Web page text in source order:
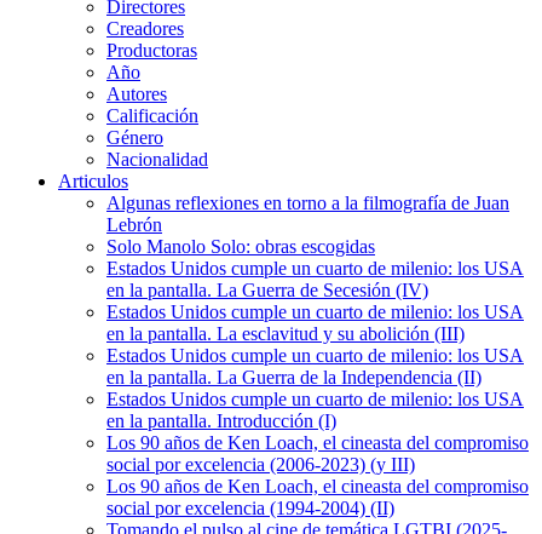
Directores
Creadores
Productoras
Año
Autores
Calificación
Género
Nacionalidad
Articulos
Algunas reflexiones en torno a la filmografía de Juan
Lebrón
Solo Manolo Solo: obras escogidas
Estados Unidos cumple un cuarto de milenio: los USA
en la pantalla. La Guerra de Secesión (IV)
Estados Unidos cumple un cuarto de milenio: los USA
en la pantalla. La esclavitud y su abolición (III)
Estados Unidos cumple un cuarto de milenio: los USA
en la pantalla. La Guerra de la Independencia (II)
Estados Unidos cumple un cuarto de milenio: los USA
en la pantalla. Introducción (I)
Los 90 años de Ken Loach, el cineasta del compromiso
social por excelencia (2006-2023) (y III)
Los 90 años de Ken Loach, el cineasta del compromiso
social por excelencia (1994-2004) (II)